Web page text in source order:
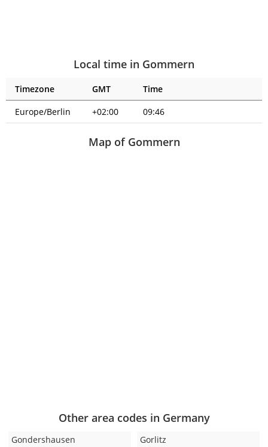
Local time in Gommern
Timezone GMT
Time
Europe/Berlin
+02:00 09:46
Map of Gommern
Other area codes in Germany
Gondershausen Gorlitz